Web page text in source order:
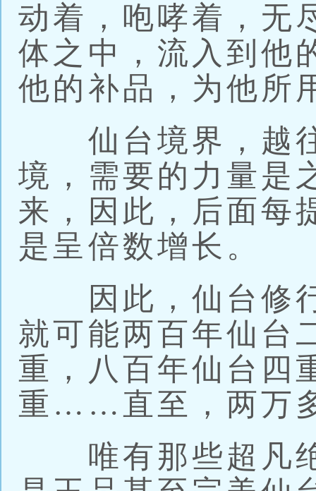
动着，咆哮着，无
体之中，流入到他
他的补品，为他所
仙台境界，越往
境，需要的力量是
来，因此，后面每
是呈倍数增长。
因此，仙台修行
就可能两百年仙台
重，八百年仙台四
重……直至，两万
唯有那些超凡绝